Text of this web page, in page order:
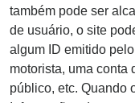
também pode ser
de usuário, o site
algum ID emitido
motorista, uma conta
público, etc. Quando